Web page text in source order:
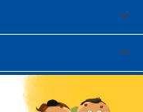

